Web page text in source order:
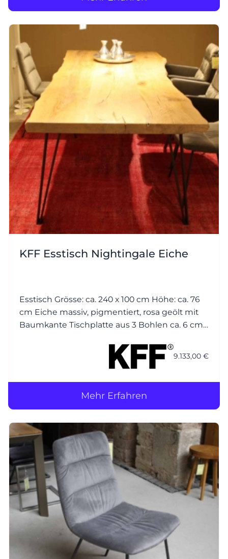
KFF Esstisch Nightingale Eiche
Esstisch Grösse: ca. 240 x 100 cm Höhe: ca. 76
cm Eiche massiv, pigmentiert, rosa geölt mit
Baumkante Tischplatte aus 3 Bohlen ca. 6 cm
9.133,00 €
Mehr Erfahren